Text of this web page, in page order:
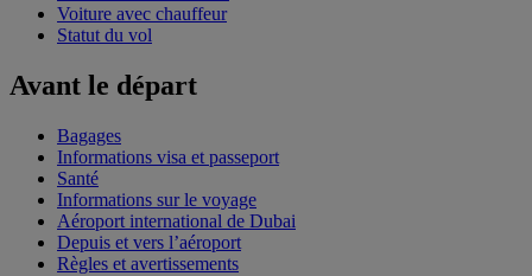
Voiture avec chauffeur
Statut du vol
Avant le départ
Bagages
Informations visa et passeport
Santé
Informations sur le voyage
Aéroport international de Dubai
Depuis et vers l’aéroport
Règles et avertissements